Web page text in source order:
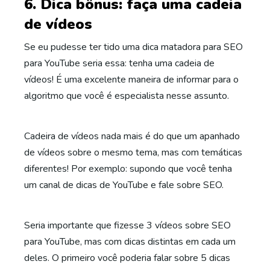
6. Dica bônus: faça uma cadeia
de vídeos
Se eu pudesse ter tido uma dica matadora para SEO
para YouTube seria essa: tenha uma cadeia de
vídeos! É uma excelente maneira de informar para o
algoritmo que você é especialista nesse assunto.
Cadeira de vídeos nada mais é do que um apanhado
de vídeos sobre o mesmo tema, mas com temáticas
diferentes! Por exemplo: supondo que você tenha
um canal de dicas de YouTube e fale sobre SEO.
Seria importante que fizesse 3 vídeos sobre SEO
para YouTube, mas com dicas distintas em cada um
deles. O primeiro você poderia falar sobre 5 dicas